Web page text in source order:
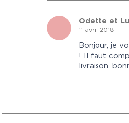
Odette et
11 avril 2018
Bonjour, je
! Il faut
livraison,